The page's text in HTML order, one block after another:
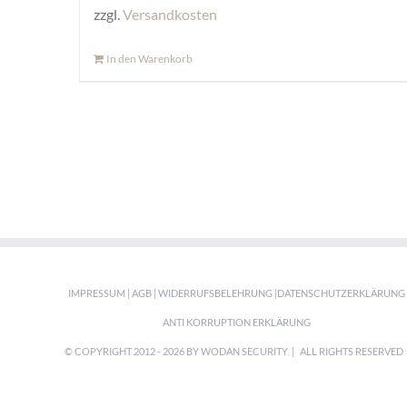
zzgl.Versandkosten
In den Warenkorb
IMPRESSUM |AGB |WIDERRUFSBELEHRUNG DATENSCHUTZERKLÄRUNG
ANTI KORRUPTION ERKLÄRUNG
© COPYRIGHT 2012 - 2026 BY WODAN SECURITY | ALL RIGHTS RESERVED